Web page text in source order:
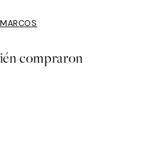
compraron